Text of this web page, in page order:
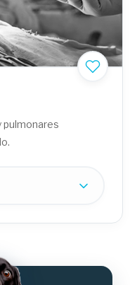
pulmonares